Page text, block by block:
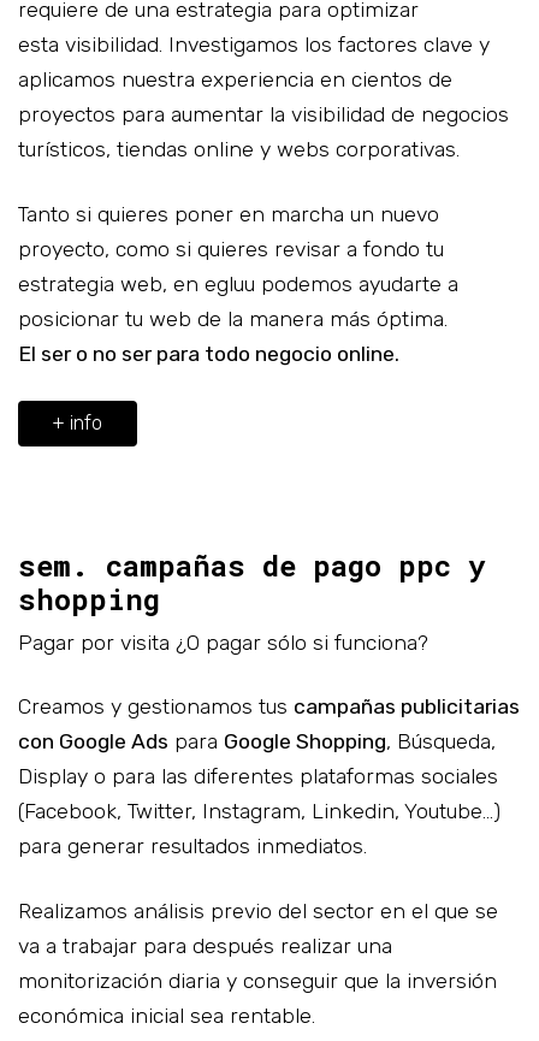
requiere de una estrategia para optimizar
esta visibilidad. Investigamos los factores clave y
aplicamos nuestra experiencia en cientos de
proyectos para aumentar la visibilidad de negocios
turísticos, tiendas online y webs corporativas.
Tanto si quieres poner en marcha un nuevo
proyecto, como si quieres revisar a fondo tu
estrategia web, en egluu podemos ayudarte a
posicionar tu web de la manera más óptima.
El ser o no ser para todo negocio online.
+ info
sem. campañas de pago ppc y
shopping
Pagar por visita ¿O pagar sólo si funciona?
Creamos y gestionamos tus campañas publicitarias
con Google Ads para Google Shopping, Búsqueda,
Display o para las diferentes plataformas sociales
(Facebook, Twitter, Instagram, Linkedin, Youtube…)
para generar resultados inmediatos.
Realizamos análisis previo del sector en el que se
va a trabajar para después realizar una
monitorización diaria y conseguir que la inversión
económica inicial sea rentable.